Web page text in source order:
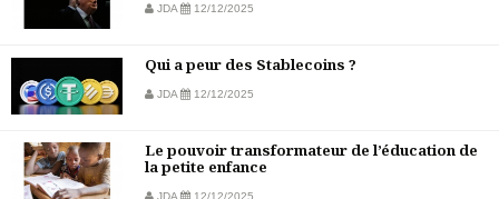
JDA 12/12/2025
Qui a peur des Stablecoins ?
JDA 12/12/2025
Le pouvoir transformateur de l’éducation de
la petite enfance